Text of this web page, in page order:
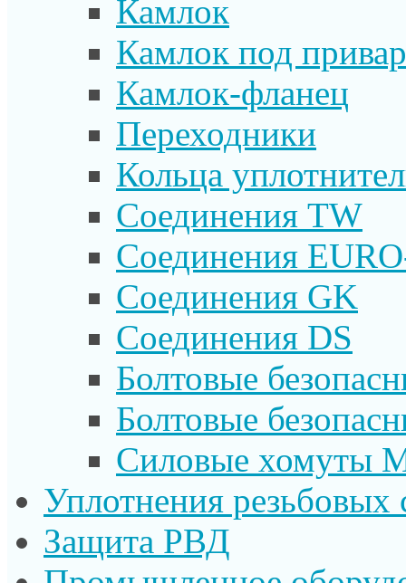
Камлок
Камлок под
Камлок-фланец
Переходники
Кольца
Соединения TW
Соединения
Соединения GK
Соединения DS
Болтовые
Болтовые
Силовые хомуты
Уплотнения резьбовых
Защита РВД